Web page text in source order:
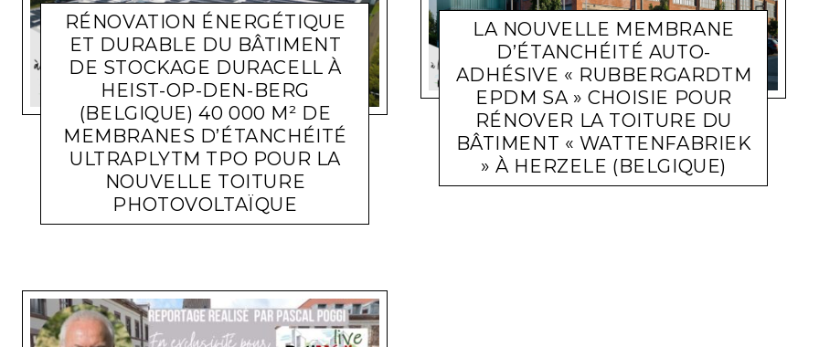
RÉNOVATION ÉNERGÉTIQUE
ET DURABLE DU BÂTIMENT
DE STOCKAGE DURACELL À
HEIST-OP-DEN-BERG
(BELGIQUE) 40 000 M² DE
MEMBRANES D’ÉTANCHÉITÉ
ULTRAPLYTM TPO POUR LA
NOUVELLE TOITURE
PHOTOVOLTAÏQUE
MEHDI BENRAMDANE
2024
LA NOUVELLE MEMBRANE
D’ÉTANCHÉITÉ AUTO-
ADHÉSIVE « RUBBERGARDTM
EPDM SA » CHOISIE POUR
RÉNOVER LA TOITURE DU
BÂTIMENT « WATTENFABRIEK
» À HERZELE (BELGIQUE)
ETANCHÉITÉ MEHDI BENRAMDANE 30 JANVIER 2024